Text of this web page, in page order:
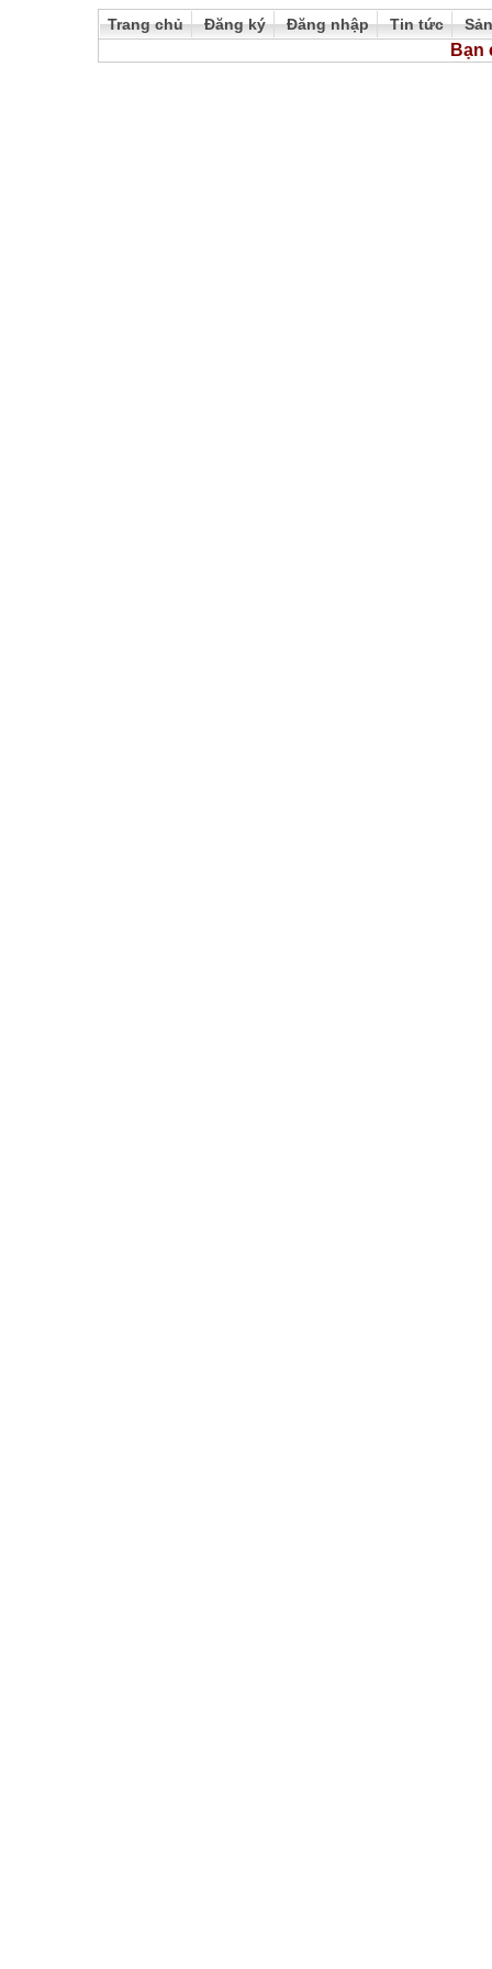
Trang chủ Đăng ký Đăng nhập Tin tức
Bạn